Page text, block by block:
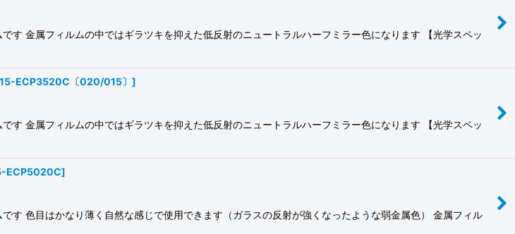
す 金属フィルムの中ではギラツキを抑えた低反射のニュートラルハーフミラー色になります 【光学スペッ
15-ECP3520C〔020/015〕 ]
す 金属フィルムの中ではギラツキを抑えた低反射のニュートラルハーフミラー色になります 【光学スペッ
ECP5020C]
す 色目はかなり薄く自然な感じで使用できます（ガラスの反射が強くなったような弱金属色） 金属フィル